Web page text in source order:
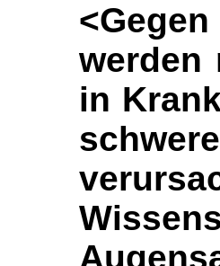
werden
in